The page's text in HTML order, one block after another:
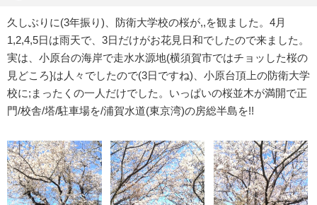
久しぶりに(3年振り)、防衛大学校の桜が,,を観ました。4月
1,2,4,5日は雨天で、3日だけがお花見日和でしたので来ました。
実は、小原台の海岸で走水水源地(横須賀市ではチョッした桜の
見どころ}は人々でしたので(3日ですね)、小原台頂上の防衛大学
校に;まったくの一人だけでした。いっぱいの桜並木が満開で正
門/校舎/塔/駐車場を/浦賀水道(東京湾)の房総半島を!!